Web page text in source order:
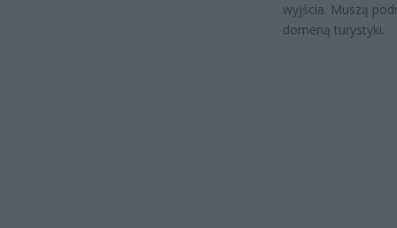
wyjścia. Muszą
domeną turystyki.